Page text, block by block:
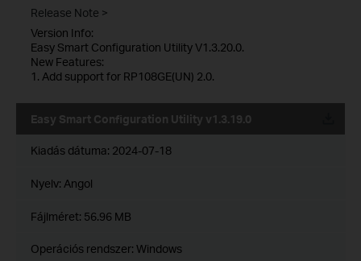
Release Note >
Version Info:
Easy Smart Configuration Utility V1.3.20.0.
New Features:
1. Add support for RP108GE(UN) 2.0.
Easy Smart Configuration Utility v1.3.19.0
Kiadás dátuma: 2024-07-18
Nyelv: Angol
Fájlméret: 56.96 MB
Operációs rendszer: Windows